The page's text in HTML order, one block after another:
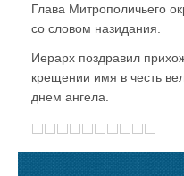
Глава Митрополичьего
со словом назидания.
Иерарх поздравил
крещении имя в честь
днем ангела.